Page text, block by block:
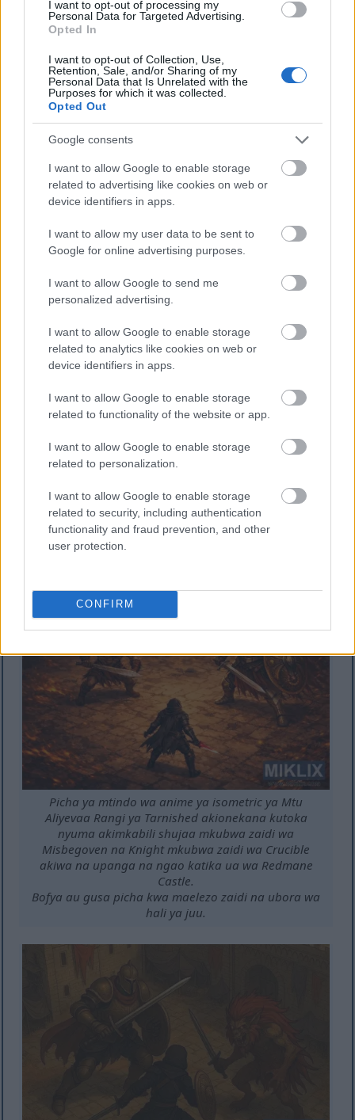
I want to opt-out of processing my
Personal Data for Targeted Advertising.
Opted In
I want to opt-out of Collection, Use,
Retention, Sale, and/or Sharing of my
Personal Data that Is Unrelated with the
Purposes for which it was collected.
Opted Out
Google consents
I want to allow Google to enable storage
related to advertising like cookies on web or
device identifiers in apps.
I want to allow my user data to be sent to
Google for online advertising purposes.
I want to allow Google to send me
personalized advertising.
I want to allow Google to enable storage
related to analytics like cookies on web or
device identifiers in apps.
I want to allow Google to enable storage
related to functionality of the website or app.
I want to allow Google to enable storage
related to personalization.
I want to allow Google to enable storage
related to security, including authentication
functionality and fraud prevention, and other
user protection.
CONFIRM
Sanaa ya mashabiki wa mtindo wa anime ya shujaa
wa Crucible Knight na Misbegoven katika Ngome ya
Redmane.
Bofya au gusa picha kwa maelezo zaidi na ubora wa
hali ya juu.
Mandhari ya mtindo wa kiisometriki ya silaha ya Kisu
Cheusi Iliyotiwa Rangi ya Tarnished ikimkabili shujaa
wa Misbegoven na Knight wa Crucible mrefu kidogo
akiwa na upanga na ngao katika ua wa Ngome ya
Redmane.
Bofya au gusa picha kwa maelezo zaidi na ubora wa
Picha ya mtindo wa anime ya isometric ya Mtu
Aliyevaa Rangi ya Tarnished akionekana kutoka
nyuma akimkabili shujaa mkubwa zaidi wa
Misbegoven na Knight mkubwa zaidi wa Crucible
akiwa na upanga na ngao katika ua wa Redmane
Castle.
Bofya au gusa picha kwa maelezo zaidi na ubora wa
hali ya juu.